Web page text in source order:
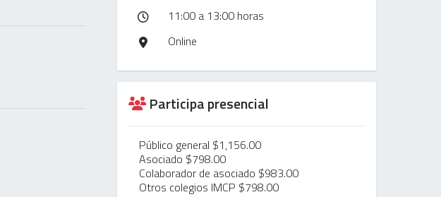
11:00 a 13:00 horas
Online
Participa presencial
Público general $1,156.00
Asociado $798.00
Colaborador de asociado $983.00
Otros colegios IMCP $798.00